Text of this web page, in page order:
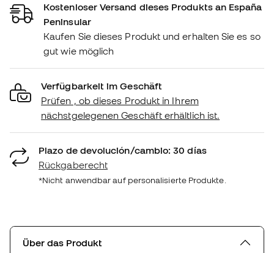
Kostenloser Versand dieses Produkts an España
Peninsular
Kaufen Sie dieses Produkt und erhalten Sie es so
gut wie möglich
Verfügbarkeit im Geschäft
Prüfen , ob dieses Produkt in Ihrem
nächstgelegenen Geschäft erhältlich ist.
Plazo de devolución/cambio: 30 días
Rückgaberecht
*Nicht anwendbar auf personalisierte Produkte.
Über das Produkt